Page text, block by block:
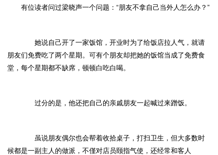
有位读者问过梁晓声一个问题：“朋友不拿自己当外人怎么办？”
她说自己开了一家饭馆，开业时为了给饭店拉人气，就请
朋友们免费吃了两个星期。可有个朋友却把她的饭馆当成了免费食
堂，每个星期都不缺席，顿顿白吃白喝。
过分的是，他还把自己的亲戚朋友一起喊过来蹭饭。
虽说朋友偶尔也会帮着收拾桌子，打扫卫生，但大多数时
候都是一副主人的做派，不僅对店员颐指气使，还经常和客人